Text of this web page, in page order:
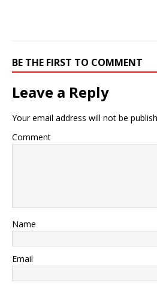
BE THE FIRST TO COMMENT
Leave a Reply
Your email address will not be
Comment
Name
Email